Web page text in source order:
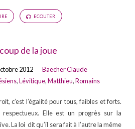
ECOUTER
de la joue
2012
Baecher Claude
,Lévitique,Matthieu,Romains
c’est l’égalité pour tous, faibles et forts.
Elle est un progrès sur la
La loi dit qu’il sera fait à l’autre la même